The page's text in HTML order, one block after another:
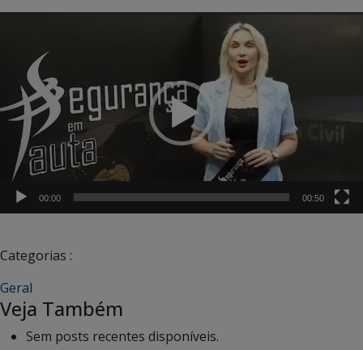
00:00 00:50
Categorias :
Geral
Veja Também
Sem posts recentes disponíveis.